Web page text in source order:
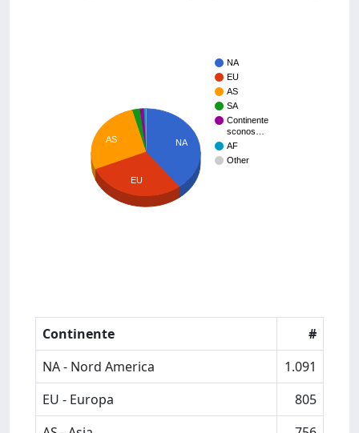
NA
EU
AS
SA
Continente
sconos…
AF
Other
NA
AS
EU
Continente
#
NA - Nord America
1.091
EU - Europa
805